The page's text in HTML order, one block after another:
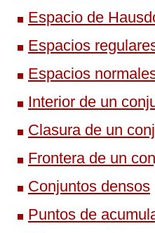
Espacio de
Espacios
Espacios
Interior de un
Clasura de un
Frontera de un
Conjuntos densos
Puntos de